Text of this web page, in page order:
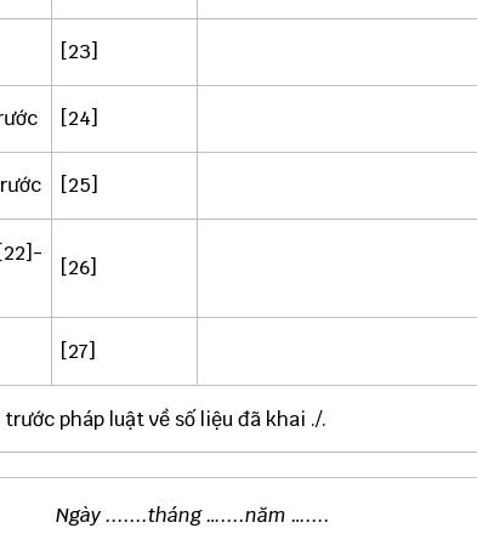
[23]
[24]
[25]
[26]
[27]
pháp luật về số liệu đã khai ./.
Ngày .......tháng …....năm …....